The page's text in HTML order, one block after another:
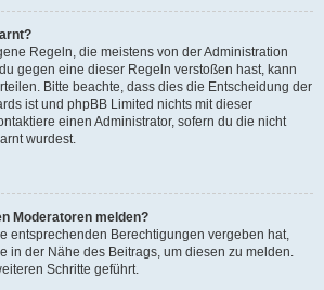
Regeln, die meistens von der Administration
gegen eine dieser Regeln verstoßen hast, kann
Bitte beachte, dass dies die Entscheidung der
ist und phpBB Limited nichts mit dieser
einen Administrator, sofern du die nicht
wurdest.
Moderatoren melden?
entsprechenden Berechtigungen vergeben hat,
in der Nähe des Beitrags, um diesen zu melden.
Schritte geführt.